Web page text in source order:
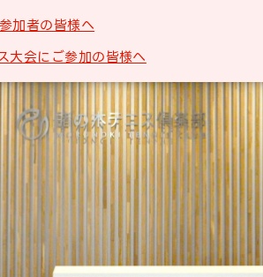
加者の皆様へ
大会にご参加の皆様へ